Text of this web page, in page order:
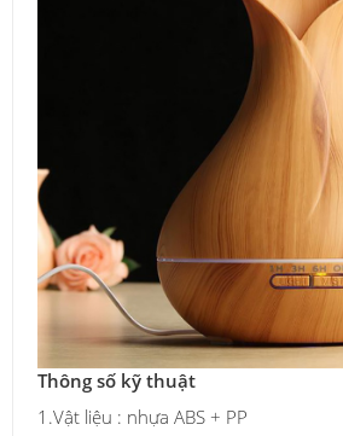
Thông số kỹ thuật
1.Vật liệu : nhựa ABS + PP